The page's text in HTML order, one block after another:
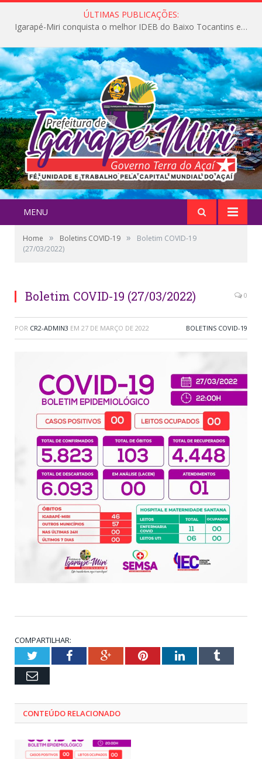
ÚLTIMAS PUBLICAÇÕES:
Igarapé-Miri conquista o melhor IDEB do Baixo Tocantins e avança na qualidade da educação pública
MENU
Home » Boletins COVID-19 »
Boletim COVID-19
(27/03/2022)
Boletim COVID-19 (27/03/2022) 0
POR CR2-ADMIN3 EM 27 DE MARÇO DE 2022 BOLETINS COVID-19
COMPARTILHAR:
TwitterFacebookGoogle+PinterestLinkedInTumblr
Email
CONTEÚDO RELACIONADO